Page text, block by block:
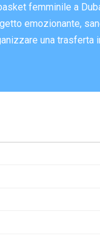
femminile a
emozionante,
una trasferta